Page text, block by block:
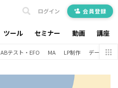
ツール セミナー 動画 講座
ログイン 会員登録
ABテスト・EFO MA LP制作 データ分析